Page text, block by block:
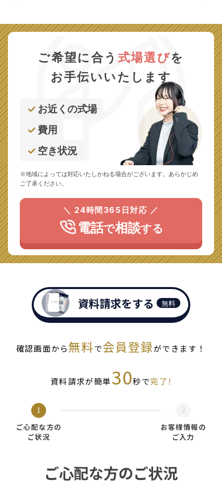
ご希望に合う 式場選びを
お手伝いいたします
お近くの式場
費用
空き状況
※地域によっては対応いたしかねる場合がございます。あらかじめ
ご了承ください。
＼ 24時間365日対応 ／
電話で相談する
資料請求をする 無料
確認画面から無料で会員登録ができます！
資料請求が簡単30秒で完了!
1
ご心配な方の
ご状況
2
お客様情報の
ご入力
ご心配な方のご状況